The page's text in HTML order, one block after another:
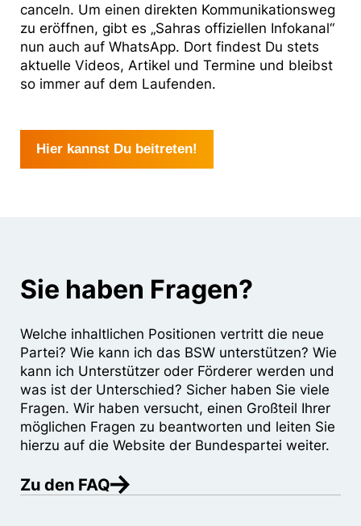
canceln. Um einen direkten Kommunikationsweg
zu eröffnen, gibt es „Sahras offiziellen Infokanal“
nun auch auf WhatsApp. Dort findest Du stets
aktuelle Videos, Artikel und Termine und bleibst
so immer auf dem Laufenden.
Hier kannst Du beitreten!
Sie haben Fragen?
Welche inhaltlichen Positionen vertritt die neue
Partei? Wie kann ich das BSW unterstützen? Wie
kann ich Unterstützer oder Förderer werden und
was ist der Unterschied? Sicher haben Sie viele
Fragen. Wir haben versucht, einen Großteil Ihrer
möglichen Fragen zu beantworten und leiten Sie
hierzu auf die Website der Bundespartei weiter.
Zu den FAQ